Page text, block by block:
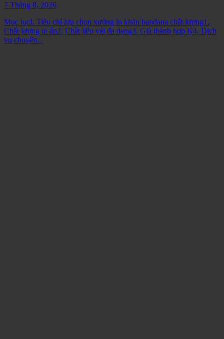
7 Tháng 8, 2026
Mục lụcI. Tiêu chí lựa chọn xưởng in khăn bandana chất lượng1.
Chất lượng in ấn2. Chất liệu vải đa dạng3. Giá thành hợp lý4. Dịch
vụ chuyên...